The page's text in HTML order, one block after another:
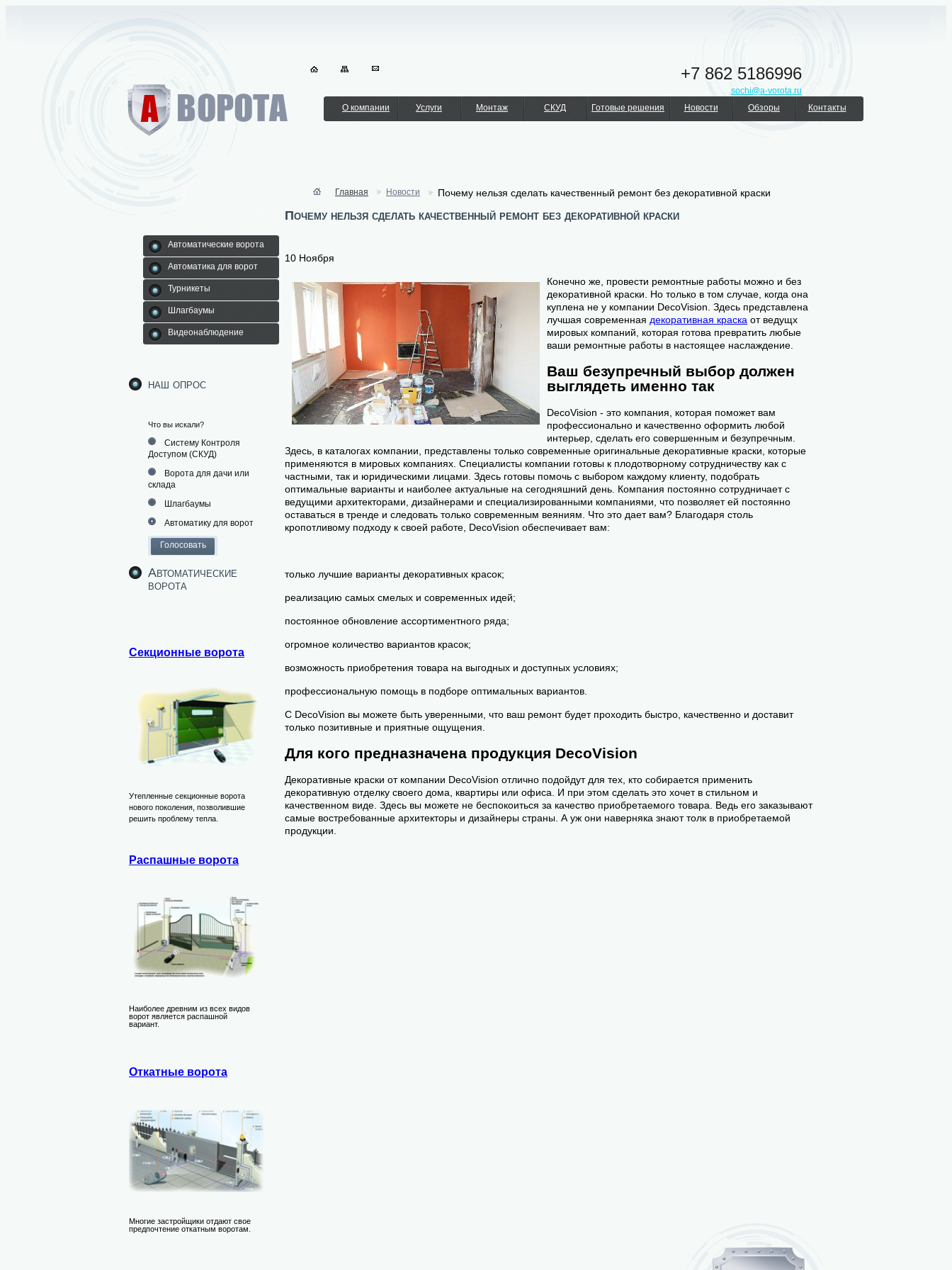
+7 862 5186996
sochi@a-vorota.ru
О компании
Услуги Монтаж СКУД Готовые решения Новости Обзоры Контакты
Автоматические ворота
Автоматика для ворот
Турникеты
Шлагбаумы
Видеонаблюдение
наш опрос
Что вы искали?
Систему Контроля
Доступом (СКУД)
Ворота для дачи или
склада
Шлагбаумы
Автоматику для ворот
Автоматические
ворота
Секционные ворота
Утепленные секционные ворота
нового поколения, позволившие
решить проблему тепла.
Распашные ворота
Наиболее древним из всех видов
ворот является распашной
вариант.
Откатные ворота
Многие застройщики отдают свое
предпочтение откатным воротам.
Главная Новости Почему нельзя сделать качественный ремонт без декоративной краски
Почему нельзя сделать качественный ремонт без декоративной краски
10 Ноября
Конечно же, провести ремонтные работы можно и без
декоративной краски. Но только в том случае, когда она
куплена не у компании DecoVision. Здесь представлена
лучшая современная декоративная краска от ведущх
мировых компаний, которая готова превратить любые
ваши ремонтные работы в настоящее наслаждение.
Ваш безупречный выбор должен
выглядеть именно так
DecoVision - это компания, которая поможет вам
профессионально и качественно оформить любой
интерьер, сделать его совершенным и безупречным.
Здесь, в каталогах компании, представлены только современные оригинальные декоративные краски, которые
применяются в мировых компаниях. Специалисты компании готовы к плодотворному сотрудничеству как с
частными, так и юридическими лицами. Здесь готовы помочь с выбором каждому клиенту, подобрать
оптимальные варианты и наиболее актуальные на сегодняшний день. Компания постоянно сотрудничает с
ведущими архитекторами, дизайнерами и специализированными компаниями, что позволяет ей постоянно
оставаться в тренде и следовать только современным веяниям. Что это дает вам? Благодаря столь
кропотливому подходу к своей работе, DecoVision обеспечивает вам:
только лучшие варианты декоративных красок;
реализацию самых смелых и современных идей;
постоянное обновление ассортиментного ряда;
огромное количество вариантов красок;
возможность приобретения товара на выгодных и доступных условиях;
профессиональную помощь в подборе оптимальных вариантов.
С DecoVision вы можете быть уверенными, что ваш ремонт будет проходить быстро, качественно и доставит
только позитивные и приятные ощущения.
Для кого предназначена продукция DecoVision
Декоративные краски от компании DecoVision отлично подойдут для тех, кто собирается применить
декоративную отделку своего дома, квартиры или офиса. И при этом сделать это хочет в стильном и
качественном виде. Здесь вы можете не беспокоиться за качество приобретаемого товара. Ведь его заказывают
самые востребованные архитекторы и дизайнеры страны. А уж они наверняка знают толк в приобретаемой
продукции.